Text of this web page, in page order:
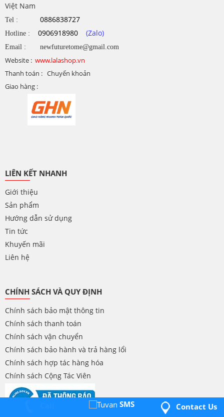
Việt Nam
Tel : 0886838727
Hotline : 0906918980 (Zalo)
Email : newfuturetome@gmail.com
Website : www.lalashop.vn
Thanh toán : Chuyển khoản
Giao hàng :
LIÊN KẾT NHANH
Giới thiệu
Sản phẩm
Hướng dẫn sử dụng
Tin tức
Khuyến mãi
Liên hệ
CHÍNH SÁCH VÀ QUY ĐỊNH
Chính sách bảo mật thông tin
Chính sách thanh toán
Chính sách vận chuyển
Chính sách bảo hành và trả hàng lổi
Chính sách hợp tác hàng hóa
Chính sách Cộng Tác Viên
SMS Contact Us